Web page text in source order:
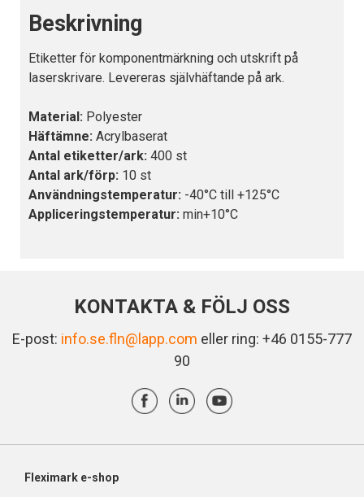
Beskrivning
Etiketter för komponentmärkning och utskrift på
laserskrivare. Levereras självhäftande på ark.
Material: Polyester
Häftämne: Acrylbaserat
Antal etiketter/ark: 400 st
Antal ark/förp: 10 st
Användningstemperatur: -40°C till +125°C
Appliceringstemperatur: min+10°C
KONTAKTA & FÖLJ OSS
E-post: info.se.fln@lapp.com eller ring: +46 0155-777
90
Fleximark e-shop